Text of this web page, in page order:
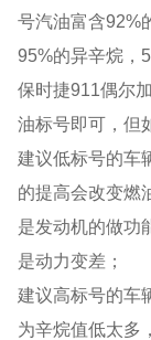
号汽油富含92%
95%的异辛烷，
保时捷911偶尔
油标号即可，但
建议低标号的车
的提高会改变燃
是发动机的做功
是动力变差；
建议高标号的车
为辛烷值低太多